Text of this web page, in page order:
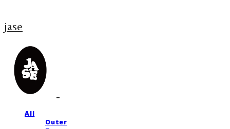
jase
All
Outer